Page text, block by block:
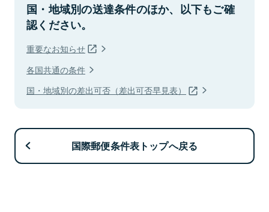
国・地域別の送達条件のほか、以下もご確
認ください。
重要なお知らせ
各国共通の条件
国・地域別の差出可否（差出可否早見表）
国際郵便条件表トップへ戻る